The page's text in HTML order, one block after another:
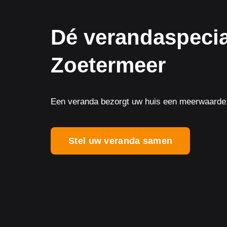
Dé
Zoetermeer
Een veranda bezorgt uw huis een
Stel uw veranda samen